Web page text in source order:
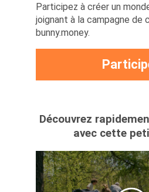
Participez à créer un
joignant à la campagne de
bunny.money.
Découvrez
avec cette